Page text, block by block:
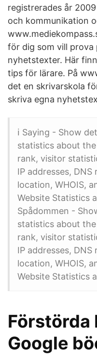
registrerades år
och kommunikation
för dig som vill prova
nyhetstexter. Här
tips för lärare. På
det en skrivarskola
skriva egna
ℹ️ Saying - Show
statistics about
rank, visitor
IP addresses,
location, WHOIS,
Website Statistics
Spådommen -
statistics about
rank, visitor
IP addresses,
location, WHOIS,
Website Statistics
Förstörda
Google